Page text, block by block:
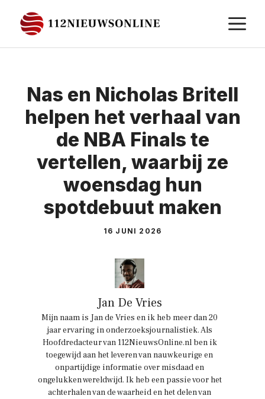
naar
de
Nas en Nicholas Britell
helpen het verhaal van
de NBA Finals te
vertellen, waarbij ze
woensdag hun
spotdebuut maken
16 JUNI 2026
Jan De Vries
Mijn naam is Jan de Vries en ik heb meer dan 20
jaar ervaring in onderzoeksjournalistiek. Als
Hoofdredacteur van 112NieuwsOnline.nl ben ik
toegewijd aan het leveren van nauwkeurige en
onpartijdige informatie over misdaad en
ongelukken wereldwijd. Ik heb een passie voor het
achterhalen van de waarheid en het delen van